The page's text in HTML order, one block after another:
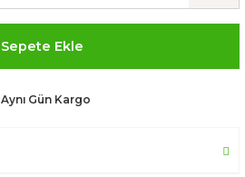
Sepete Ekle
Aynı Gün Kargo